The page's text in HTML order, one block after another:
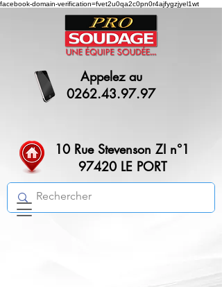
facebook-domain-verification=fvet2u0qa2c0pn0r4ajfygzjyel1wt
10 Rue Stevenson ZI n°1
97420 LE PORT
Appelez au
0262.43.97.97